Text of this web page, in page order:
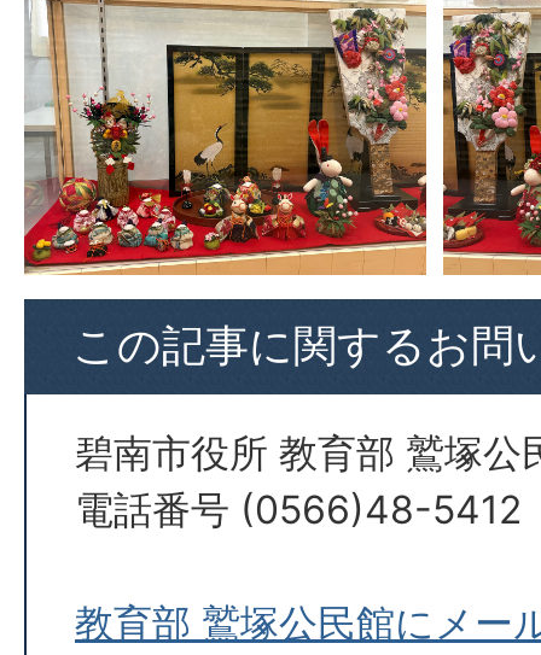
この記事に関するお問
碧南市役所 教育部 鷲塚公
電話番号 (0566)48-5412
教育部 鷲塚公民館にメー